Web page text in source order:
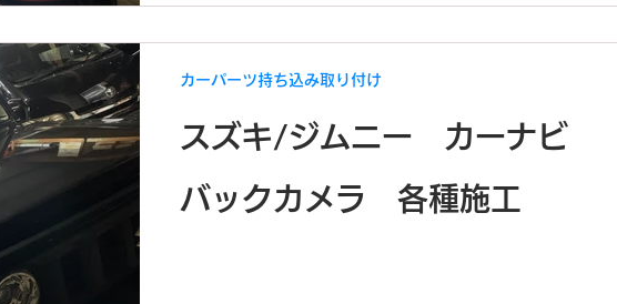
スズキ/ジムニー カーナビ
バックカメラ 各種施工
カーパーツ持ち込み取り付け